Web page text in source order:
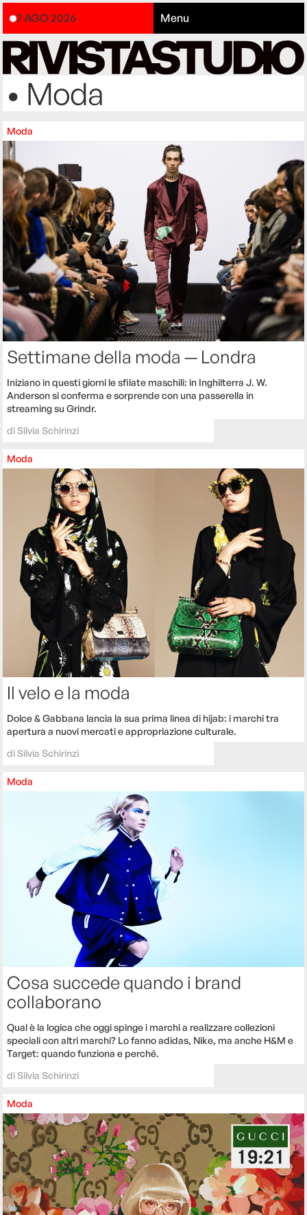
7 AGO 2026 Menu
• Moda
Moda
Settimane della moda — Londra
Iniziano in questi giorni le sfilate maschili: in Inghilterra J. W.
Anderson si conferma e sorprende con una passerella in
streaming su Grindr.
diSilvia Schirinzi
Moda
Il velo e la moda
Dolce & Gabbana lancia la sua prima linea di hijab: i marchi tra
apertura a nuovi mercati e appropriazione culturale.
diSilvia Schirinzi
Moda
Cosa succede quando i brand
collaborano
Qual è la logica che oggi spinge i marchi a realizzare collezioni
speciali con altri marchi? Lo fanno adidas, Nike, ma anche H&M e
Target: quando funziona e perché.
diSilvia Schirinzi
Moda